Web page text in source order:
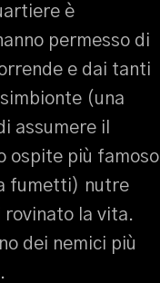
è
permesso di
e dai tanti
(una
assumere il
ospite più famoso
fumetti) nutre
rovinato la vita.
dei nemici più